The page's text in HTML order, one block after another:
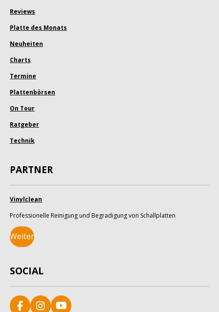
Reviews
Platte des Monats
Neuheiten
Charts
Termine
Plattenbörsen
On Tour
Ratgeber
Technik
PARTNER
Vinylclean
Professionelle Reinigung und Begradigung von Schallplatten
Weiter
SOCIAL
F I Y